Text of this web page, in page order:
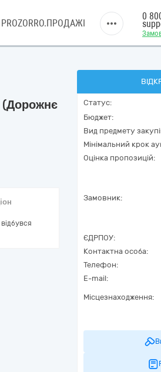
PROZORRO.ПРОДАЖІ
0
(Дорожнє
Статус:
Бюджет:
Вид предмету
Мінімальний крок
Оцінка пропозицій:
Замовник:
ЄДРПОУ:
Контактна особа:
Телефон:
E-mail:
Місцезнаходження: